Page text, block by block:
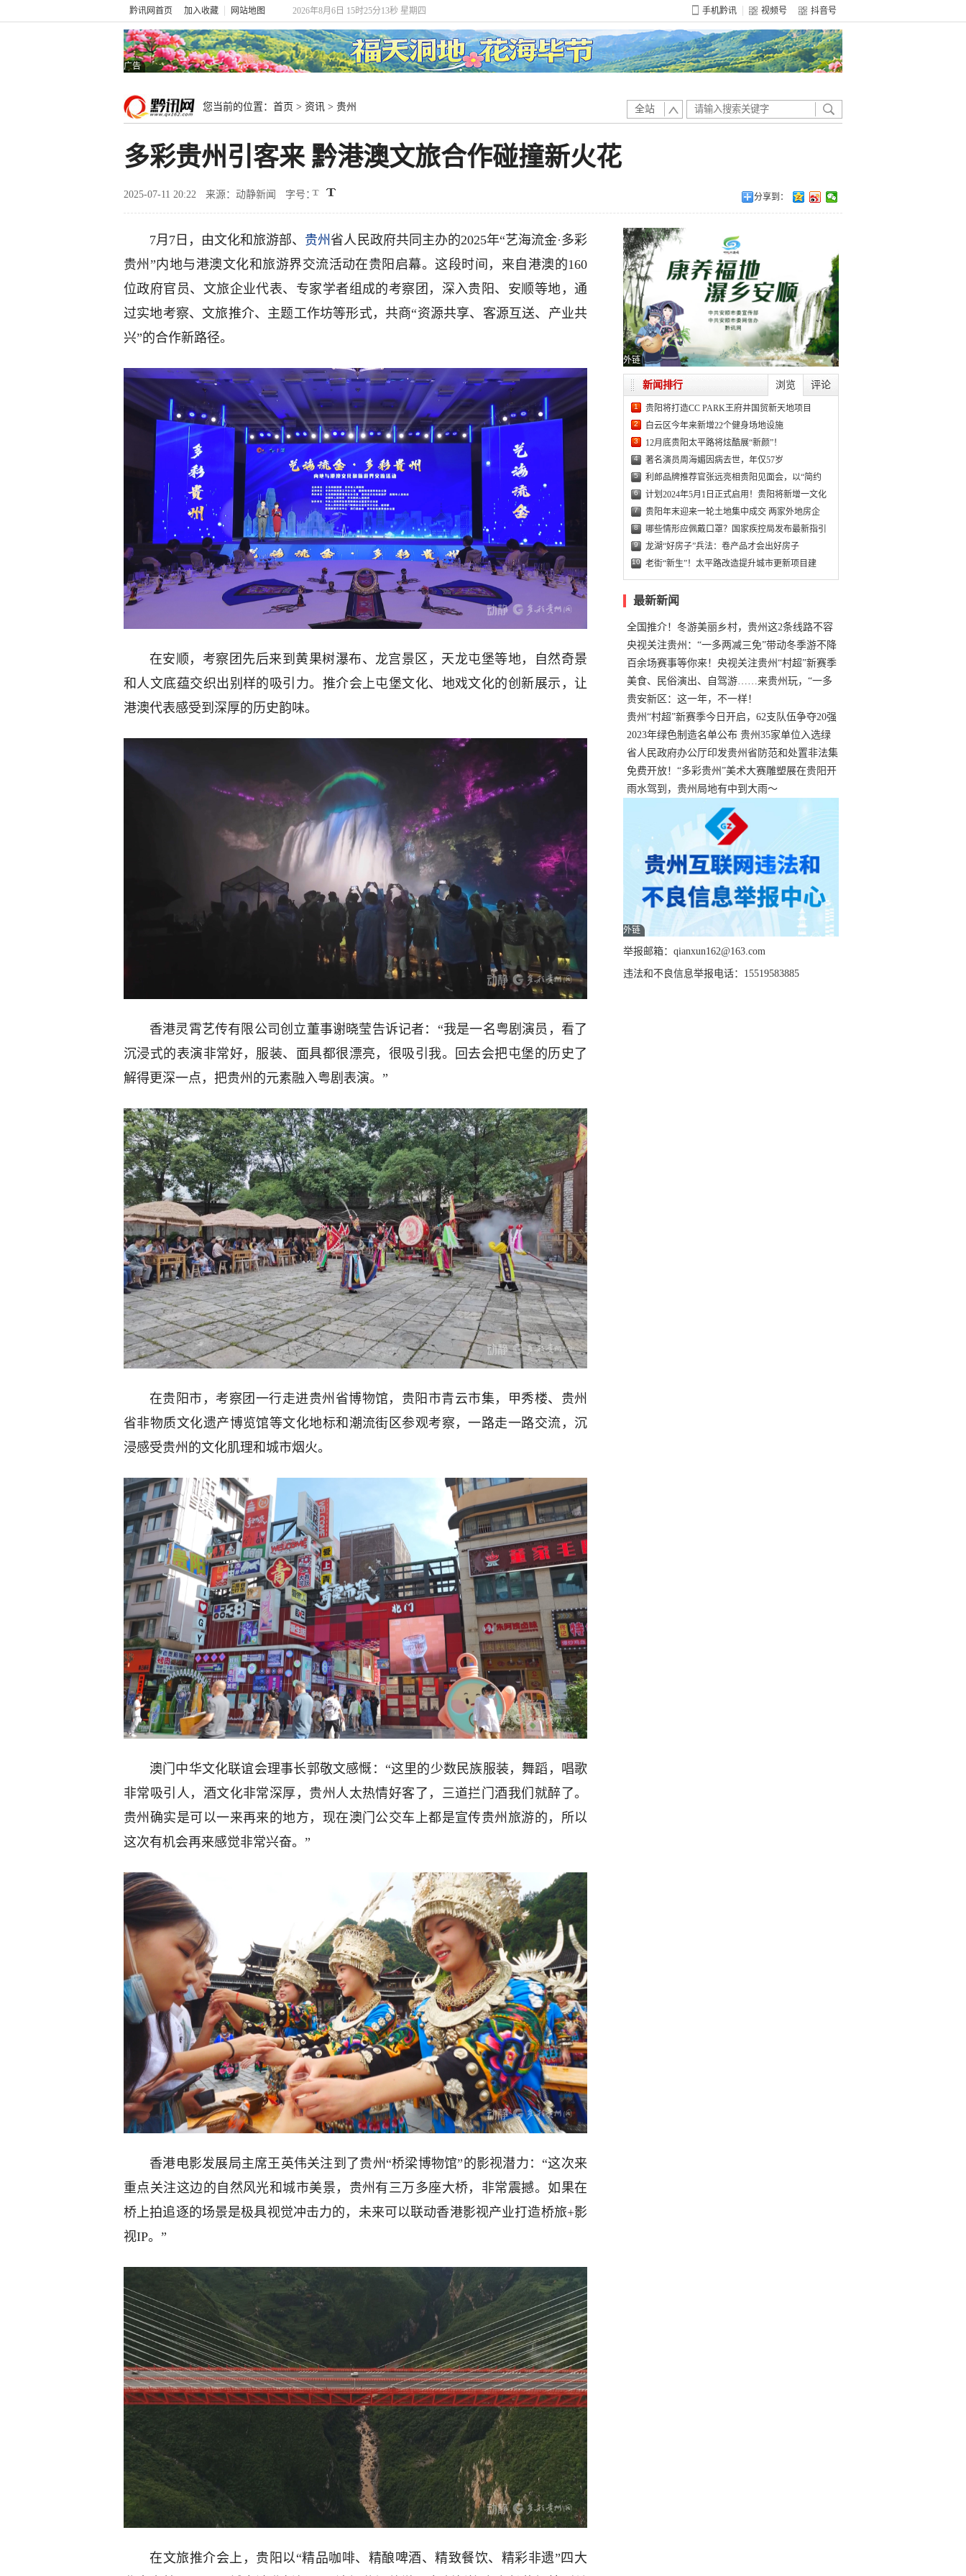
黔讯网首页 加入收藏 网站地图 2026年8月6日 15时25分15秒 星期四 手机黔讯 视频号 抖音号
广告
您当前的位置： 首页 > 资讯 > 贵州 全站
多彩贵州引客来 黔港澳文旅合作碰撞新火花
2025-07-11 20:22 来源：动静新闻 字号： 分享到：
7月7日，由文化和旅游部、 贵州省人民政府共同主办的2025年“艺海流金·多彩
贵州”内地与港澳文化和旅游界交流活动在贵阳启幕。这段时间，来自港澳的160
位政府官员、文旅企业代表、专家学者组成的考察团，深入贵阳、安顺等地，通
过实地考察、文旅推介、主题工作坊等形式，共商“资源共享、客源互送、产业共
兴”的合作新路径。
在安顺，考察团先后来到黄果树瀑布、龙宫景区，天龙屯堡等地，自然奇景
和人文底蕴交织出别样的吸引力。推介会上屯堡文化、地戏文化的创新展示，让
港澳代表感受到深厚的历史韵味。
香港灵霄艺传有限公司创立董事谢晓莹告诉记者：“我是一名粤剧演员，看了
沉浸式的表演非常好，服装、面具都很漂亮，很吸引我。回去会把屯堡的历史了
解得更深一点，把贵州的元素融入粤剧表演。”
在贵阳市，考察团一行走进贵州省博物馆，贵阳市青云市集，甲秀楼、贵州
省非物质文化遗产博览馆等文化地标和潮流街区参观考察，一路走一路交流，沉
浸感受贵州的文化肌理和城市烟火。
澳门中华文化联谊会理事长郭敬文感慨：“这里的少数民族服装，舞蹈，唱歌
非常吸引人，酒文化非常深厚，贵州人太热情好客了，三道拦门酒我们就醉了。
贵州确实是可以一来再来的地方，现在澳门公交车上都是宣传贵州旅游的，所以
这次有机会再来感觉非常兴奋。”
香港电影发展局主席王英伟关注到了贵州“桥梁博物馆”的影视潜力：“这次来
重点关注这边的自然风光和城市美景，贵州有三万多座大桥，非常震撼。如果在
桥上拍追逐的场景是极具视觉冲击力的，未来可以联动香港影视产业打造桥旅+影
视IP。”
在文旅推介会上，贵阳以“精品咖啡、精酿啤酒、精致餐饮、精彩非遗”四大
外链
浏览 评论
新闻排行
1 贵阳将打造CC PARK王府井国贸新天地项目
2 白云区今年来新增22个健身场地设施
3 12月底贵阳太平路将炫酷展“新颜”！
4 著名演员周海媚因病去世，年仅57岁
5 利郎品牌推荐官张远亮相贵阳见面会，以“简约
6 计划2024年5月1日正式启用！贵阳将新增一文化
7 贵阳年末迎来一轮土地集中成交 两家外地房企
8 哪些情形应佩戴口罩？国家疾控局发布最新指引
9 龙湖“好房子”兵法：卷产品才会出好房子
10 老街“新生”！太平路改造提升城市更新项目建
最新新闻
全国推介！冬游美丽乡村，贵州这2条线路不容
错过
央视关注贵州：“一多两减三免”带动冬季游不降
温
百余场赛事等你来！央视关注贵州“村超”新赛季
正式“打响”
美食、民俗演出、自驾游……来贵州玩，“一多
两减三免”！
贵安新区：这一年，不一样！
贵州“村超”新赛季今日开启，62支队伍争夺20强
名额
2023年绿色制造名单公布 贵州35家单位入选绿
色工厂
省人民政府办公厅印发贵州省防范和处置非法集
资工作实施细则
免费开放！“多彩贵州”美术大赛雕塑展在贵阳开
展，持续至1月19日
雨水驾到，贵州局地有中到大雨～
外链
举报邮箱：qianxun162@163.com
违法和不良信息举报电话：15519583885